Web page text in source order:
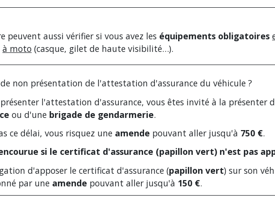
peuvent aussi vérifier si vous avez les équipements obligatoires
à moto (casque, gilet de haute visibilité…).
non présentation de l'attestation d'assurance du véhicule ?
l'attestation d'assurance, vous êtes invité à la présenter
ou d'une brigade de gendarmerie.
ce délai, vous risquez une amende pouvant aller jusqu'à 750 €.
si le certificat d'assurance (papillon vert) n'est pas
d'apposer le certificat d'assurance (papillon vert) sur son
par une amende pouvant aller jusqu'à 150 €.